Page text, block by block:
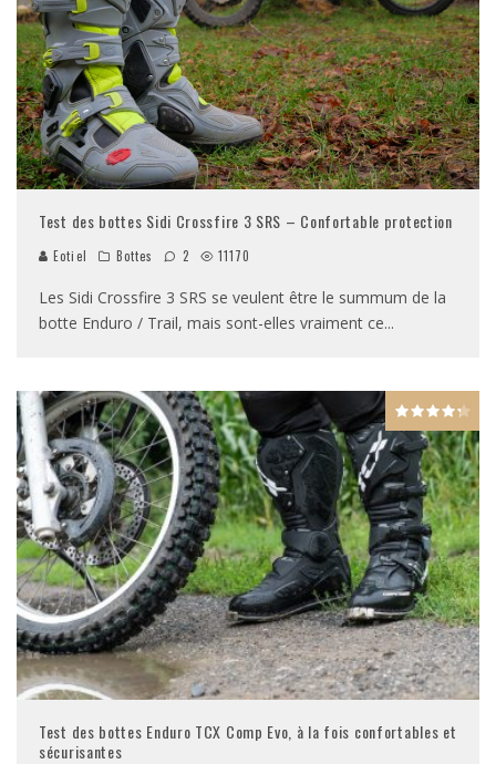
Test des bottes Sidi Crossfire 3 SRS – Confortable protection
Eotiel Bottes 2 11170
Les Sidi Crossfire 3 SRS se veulent être le summum de la
botte Enduro / Trail, mais sont-elles vraiment ce...
Test des bottes Enduro TCX Comp Evo, à la fois confortables et
sécurisantes